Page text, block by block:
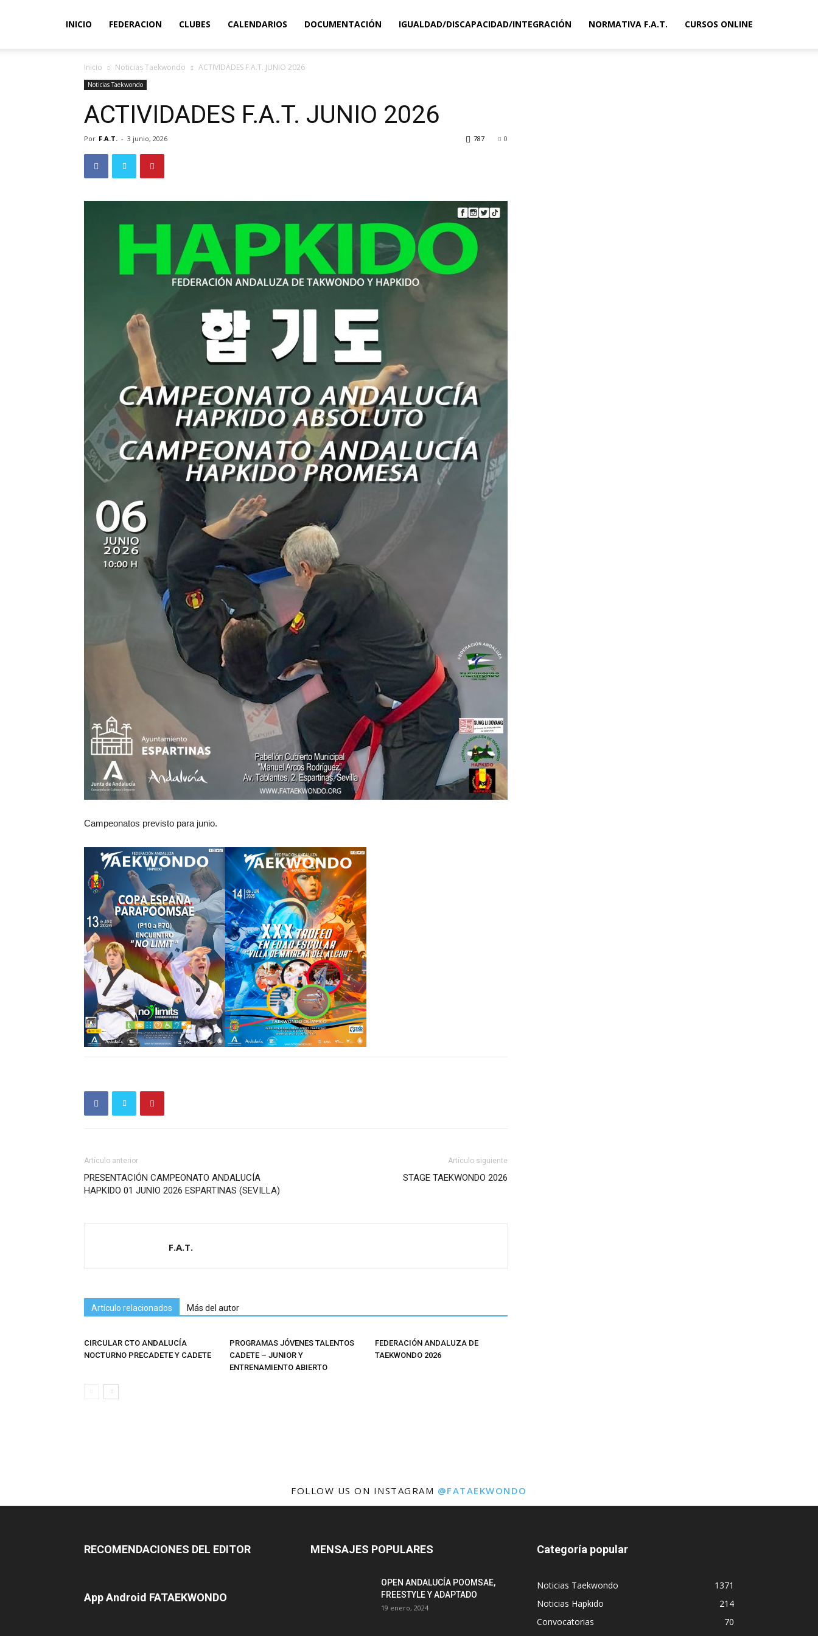
INICIO FEDERACION CLUBES CALENDARIOS DOCUMENTACIÓN IGUALDAD/DISCAPACIDAD/INTEGRACIÓN NORMATIVA F.A.T. CURSOS ONLINE
Inicio Noticias Taekwondo ACTIVIDADES F.A.T. JUNIO 2026
Noticias Taekwondo
ACTIVIDADES F.A.T. JUNIO 2026
Por F.A.T. - 3 junio, 2026 0
787
Campeonatos previsto para junio.
Artículo anterior
PRESENTACIÓN CAMPEONATO ANDALUCÍA
HAPKIDO 01 JUNIO 2026 ESPARTINAS (SEVILLA)
Artículo siguiente
STAGE TAEKWONDO 2026
F.A.T.
Artículo relacionados Más del autor
CIRCULAR CTO ANDALUCÍA
NOCTURNO PRECADETE Y CADETE
PROGRAMAS JÓVENES TALENTOS
CADETE – JUNIOR Y
ENTRENAMIENTO ABIERTO
FEDERACIÓN ANDALUZA DE
TAEKWONDO 2026
FOLLOW US ON INSTAGRAM @FATAEKWONDO
RECOMENDACIONES DEL EDITOR
App Android FATAEKWONDO
MENSAJES POPULARES
OPEN ANDALUCÍA POOMSAE,
FREESTYLE Y ADAPTADO
19 enero, 2024
Categoría popular
Noticias Taekwondo
1371
Noticias Hapkido
214
Convocatorias
70